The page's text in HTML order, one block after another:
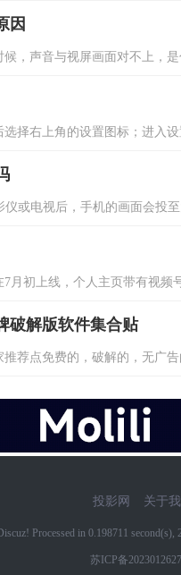
因
，声音与视屏画面对不上，
择右上角的设置图标；进入
仪或电视后，手机的画面会投
月初上线，个人主页带有视频
破解版软件集合贴
荐点免费的，破解的，无广
投影网 关于
Processed in 0.198711
苏ICP备